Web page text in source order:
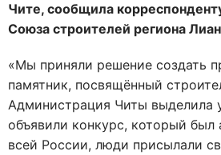
Чите, сообщила
Союза строителей региона
«Мы приняли решение создать
памятник, посвящённый
Администрация Читы выделила
объявили конкурс, который был
всей России, люди присылали